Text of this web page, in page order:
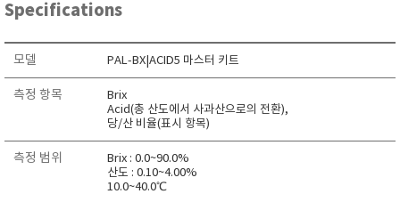
NEW COSMOS
OCEANUS
OKANO WORKS
PARTICLE PLUS
PEAK TECH
PESOLA
Specifications
모델 PAL-BX|ACID5 마스터 키트
측정 항목
Brix
Acid(총 산도에서 사과산으로의 전환),
당/산 비율(표시 항목)
측정 범위
Brix : 0.0~90.0%
산도 : 0.10~4.00%
10.0~40.0℃